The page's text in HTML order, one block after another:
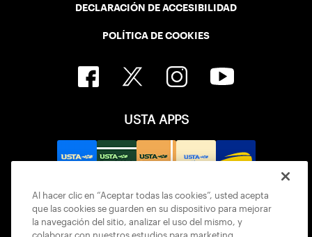
DECLARACIÓN DE ACCESIBILIDAD
POLÍTICA DE COOKIES
USTA APPS
Al hacer clic en “Aceptar todas las cookies”, usted acepta
que las cookies se guarden en su dispositivo para mejorar
la navegación del sitio, analizar el uso del mismo, y